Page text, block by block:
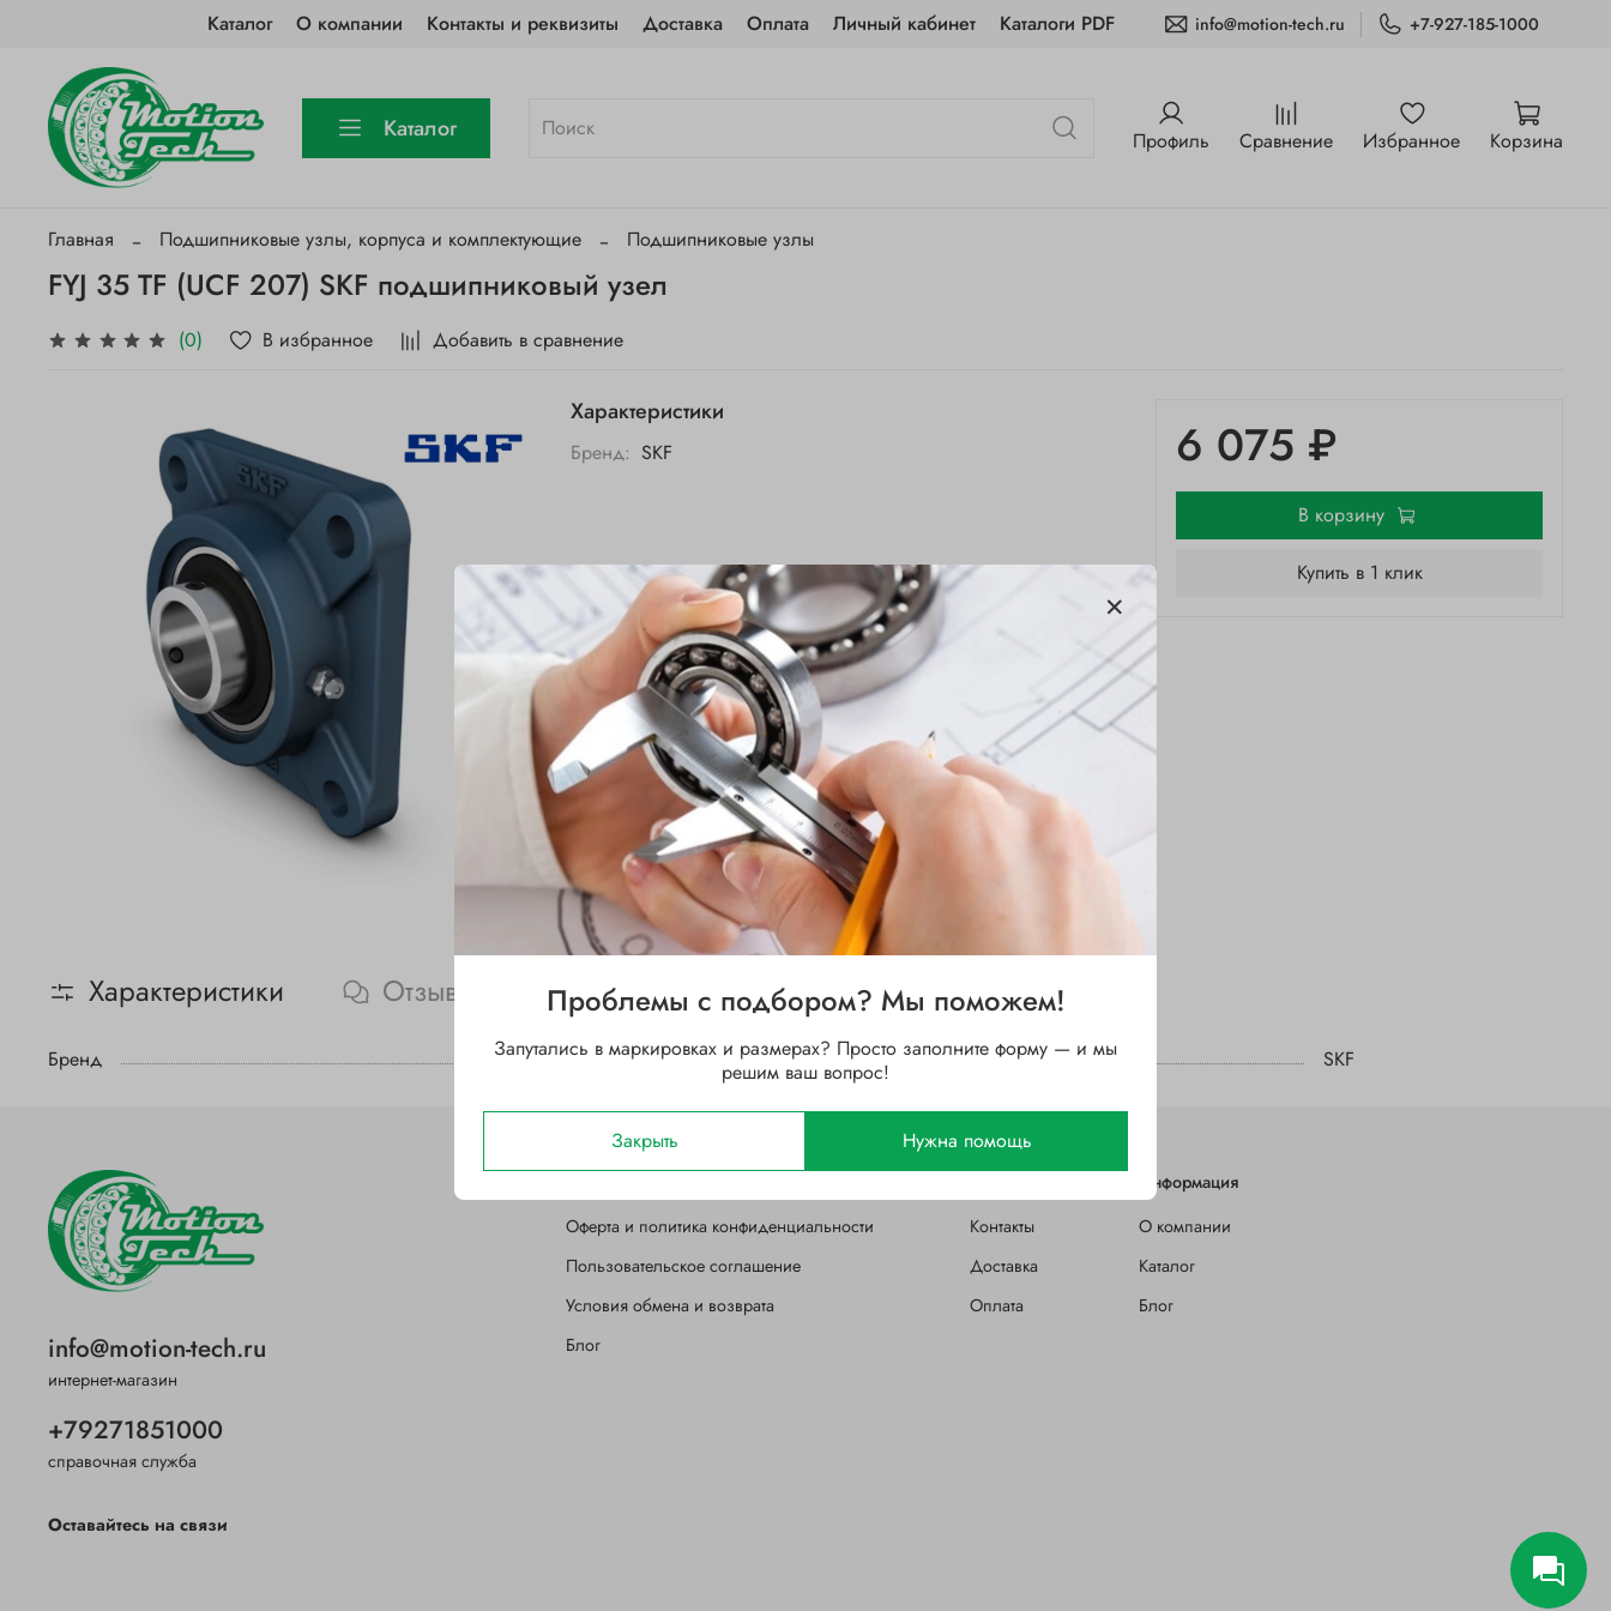
Каталог О компании Контакты и реквизиты Доставка Оплата Личный кабинет Каталоги PDF info@motion-tech.ru +7-927-185-1000
Каталог Профиль Сравнение Избранное Корзина
Главная Подшипниковые узлы, корпуса и комплектующие Подшипниковые узлы
FYJ 35 TF (UCF 207) SKF подшипниковый узел
(0) В избранное Добавить в сравнение
Характеристики
Бренд: SKF 6 075 ₽
В корзину
Купить в 1 клик
Характеристики Отзывы
Бренд SKF
Оферта и политика конфиденциальности
Пользовательское соглашение
Условия обмена и возврата
Блог
Контакты
Доставка
Оплата
Информация
О компании
Каталог
Блог
info@motion-tech.ru
интернет-магазин
+79271851000
справочная служба
Оставайтесь на связи
Проблемы с подбором? Мы поможем!
Запутались в маркировках и размерах? Просто заполните форму — и мы
решим ваш вопрос!
Закрыть Нужна помощь